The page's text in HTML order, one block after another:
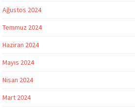
Ağustos 2024
Temmuz 2024
Haziran 2024
Mayıs 2024
Nisan 2024
Mart 2024